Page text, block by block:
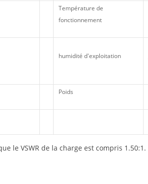
Température de
fonctionnement
humidité d'exploitation
Poids
le VSWR de la charge est compris 1.50:1.